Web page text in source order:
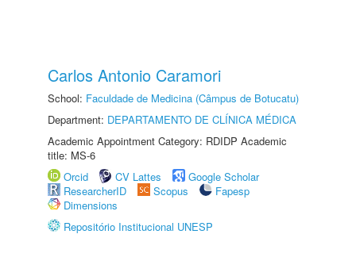
Carlos Antonio Caramori
School: Faculdade de Medicina (Câmpus de Botucatu)
Department: DEPARTAMENTO DE CLÍNICA MÉDICA
Academic Appointment Category: RDIDP Academic
title: MS-6
Orcid
CV Lattes
Google Scholar
ResearcherID
Scopus
Fapesp
Dimensions
Repositório Institucional UNESP